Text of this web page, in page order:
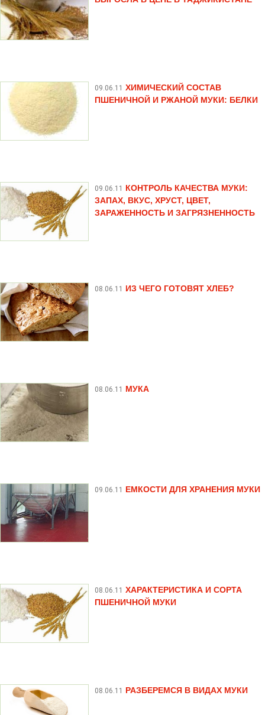
09.06.11 ХИМИЧЕСКИЙ СОСТАВ
ПШЕНИЧНОЙ И РЖАНОЙ МУКИ: БЕЛКИ
09.06.11 КОНТРОЛЬ КАЧЕСТВА МУКИ:
ЗАПАХ, ВКУС, ХРУСТ, ЦВЕТ,
ЗАРАЖЕННОСТЬ И ЗАГРЯЗНЕННОСТЬ
08.06.11 ИЗ ЧЕГО ГОТОВЯТ ХЛЕБ?
08.06.11 МУКА
09.06.11 ЕМКОСТИ ДЛЯ ХРАНЕНИЯ МУКИ
08.06.11 ХАРАКТЕРИСТИКА И СОРТА
ПШЕНИЧНОЙ МУКИ
08.06.11 РАЗБЕРЕМСЯ В ВИДАХ МУКИ